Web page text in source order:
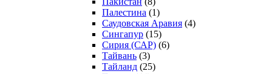
Палестина (1)
Саудовская Аравия (4)
Сингапур (15)
Сирия (САР) (6)
Тайвань (3)
Тайланд (25)